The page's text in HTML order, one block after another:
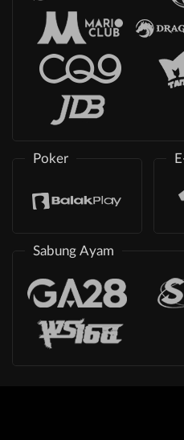
Poker
Sabung Ayam